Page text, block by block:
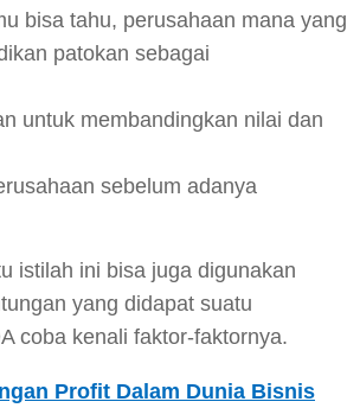
bisa tahu, perusahaan mana yang
patokan sebagai
untuk membandingkan nilai dan
sebelum adanya
istilah ini bisa juga digunakan
yang didapat suatu
coba kenali faktor-faktornya.
Profit Dalam Dunia Bisnis